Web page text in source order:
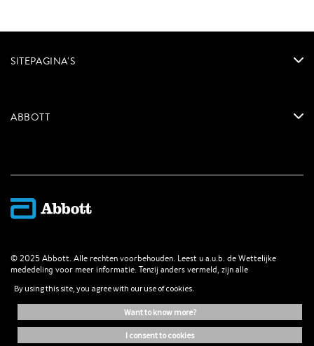
SITEPAGINA'S
ABBOTT
© 2025 Abbott. Alle rechten voorbehouden. Leest u a.u.b. de Wettelijke
mededeling voor meer informatie. Tenzij anders vermeld, zijn alle
eigendom van of gegeven in licentie van Abbott, haar dochterondernemingen
of filialen. Abbott handelsmerken, handelsnamen of beeldmerken vermeld op
deze internetsite mogen niet gebruikt worden zonder schriftelijke autorisatie,
tenzij het dient ter identificatie van een bepaald product of diensten.
By using this site, you agree with our use of cookies.
want to know more?
i consent to cookies